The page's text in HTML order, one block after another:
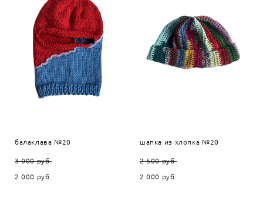
балаклава №20
3 000 pуб.
2 000 pуб.
шапка из хлопка №20
2 500 pуб.
2 000 pуб.